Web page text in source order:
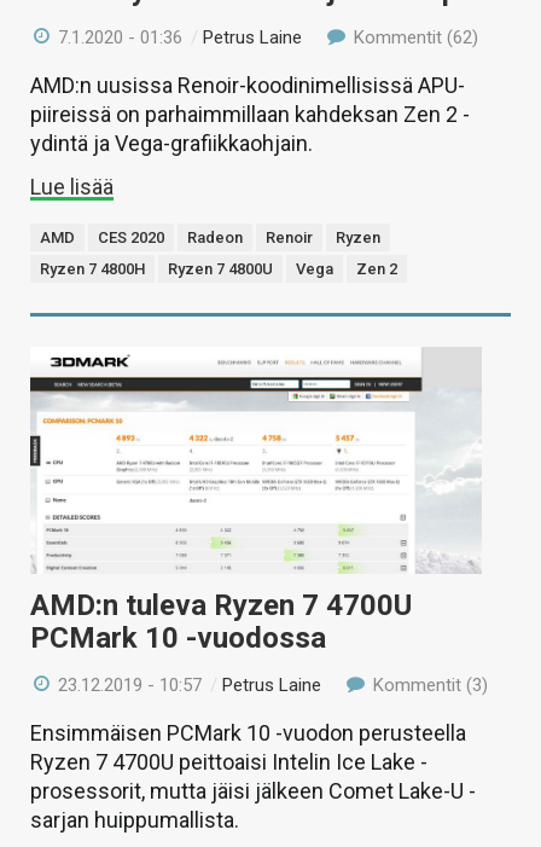
7.1.2020 - 01:36 /Petrus Laine Kommentit (62)
AMD:n uusissa Renoir-koodinimellisissä APU-
piireissä on parhaimmillaan kahdeksan Zen 2 -
ydintä ja Vega-grafiikkaohjain.
Lue lisää
AMD CES 2020 Radeon Renoir
Ryzen
Ryzen 7 4800H
Ryzen 7 4800U Vega Zen 2
AMD:n tuleva Ryzen 7 4700U
PCMark 10 -vuodossa
23.12.2019 - 10:57 /Petrus Laine Kommentit (3)
Ensimmäisen PCMark 10 -vuodon perusteella
Ryzen 7 4700U peittoaisi Intelin Ice Lake -
prosessorit, mutta jäisi jälkeen Comet Lake-U -
sarjan huippumallista.